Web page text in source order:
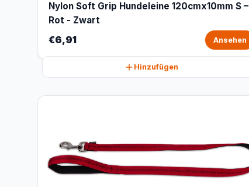
Nylon Soft Grip Hundeleine 120cmx10mm S –
Rot - Zwart
€6,91 Ansehen
Hinzufügen